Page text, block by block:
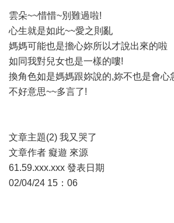
雲朵~~惜惜~別難過啦!
心生就是如此~~愛之則亂
媽媽可能也是擔心妳所以才說出來的啦
如同我對兒女也是一樣的嘍!
換角色如是媽媽跟妳說的,妳不也是會心
不好意思~~多言了!
文章主題(2) 我又哭了
文章作者 癡遊 來源
61.59.xxx.xxx 發表日期
02/04/24 15：06